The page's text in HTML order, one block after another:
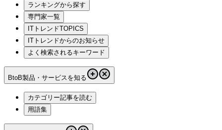
ランキングから探す
専門家一覧
ITトレンドTOPICS
ITトレンドからのお知らせ
よく検索されるキーワード
BtoB製品・サービスを知る
カテゴリー記事を読む
用語集